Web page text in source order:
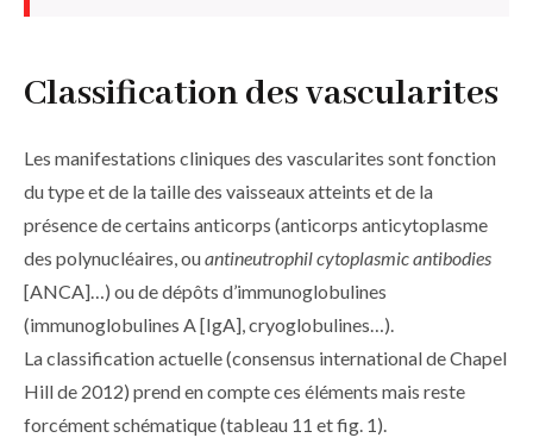
Classification des vascularites
Les manifestations cliniques des vascularites sont fonction
du type et de la taille des vaisseaux atteints et de la
présence de certains anticorps (anticorps anticytoplasme
des polynucléaires, ouantineutrophil cytoplasmic antibodies
[ANCA]…) ou de dépôts d’immunoglobulines
(immunoglobulines A [IgA], cryoglobulines…).
La classification actuelle (consensus international de Chapel
Hill de 2012) prend en compte ces éléments mais reste
forcément schématique (tableau 11 etfig. 1).